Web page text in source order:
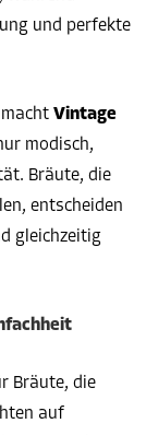
und perfekte
Vintage
modisch,
Bräute, die
entscheiden
gleichzeitig
Bräute, die
auf